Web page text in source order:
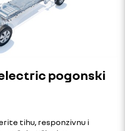
pogonski
tihu, responzivnu i